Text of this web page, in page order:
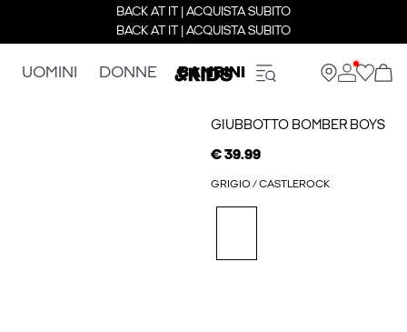
BACK AT IT | ACQUISTA SUBITO
BACK AT IT | ACQUISTA SUBITO
UOMINI DONNE BAMBINI
GIUBBOTTO BOMBER BOYS
€ 39.99
GRIGIO / CASTLEROCK